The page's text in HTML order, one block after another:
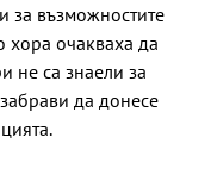
за възможностите
хора очакваха да
не са знаели за
да донесе